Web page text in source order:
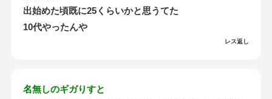
出始めた頃既に25くらいかと思うてた
10代やったんや
レス返し
名無しのギガりすと